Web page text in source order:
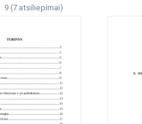
9 (7 atsiliepimai)